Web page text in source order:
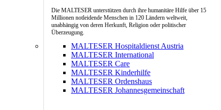
Die MALTESER unterstützen durch ihre humanitäre Hilfe über 15
Millionen notleidende Menschen in 120 Ländern weltweit,
unabhängig von deren Herkunft, Religion oder politischer
Überzeugung.
MALTESER Hospitaldienst Austria
MALTESER International
MALTESER Care
MALTESER Kinderhilfe
MALTESER Ordenshaus
MALTESER Johannesgemeinschaft